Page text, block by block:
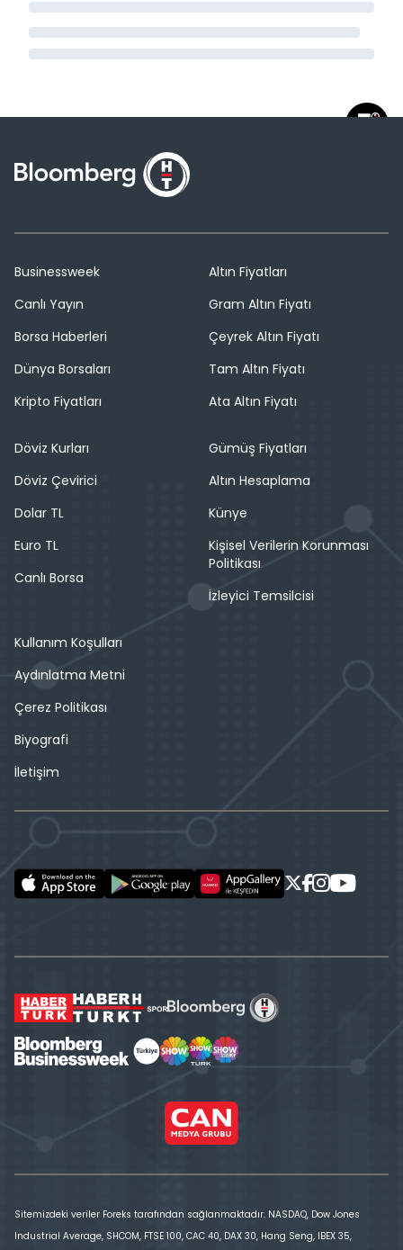
Businessweek
Canlı Yayın
Borsa Haberleri
Dünya Borsaları
Kripto Fiyatları
Altın Fiyatları
Gram Altın Fiyatı
Çeyrek Altın Fiyatı
Tam Altın Fiyatı
Ata Altın Fiyatı
Döviz Kurları
Döviz Çevirici
Dolar TL
Euro TL
Canlı Borsa
Gümüş Fiyatları
Altın Hesaplama
Künye
Kişisel Verilerin Korunması
Politikası
İzleyici Temsilcisi
Kullanım Koşulları
Aydınlatma Metni
Çerez Politikası
Biyografi
İletişim
Sitemizdeki veriler Foreks tarafından sağlanmaktadır. NASDAQ, Dow Jones
Industrial Average, SHCOM, FTSE 100, CAC 40, DAX 30, Hang Seng, IBEX 35,